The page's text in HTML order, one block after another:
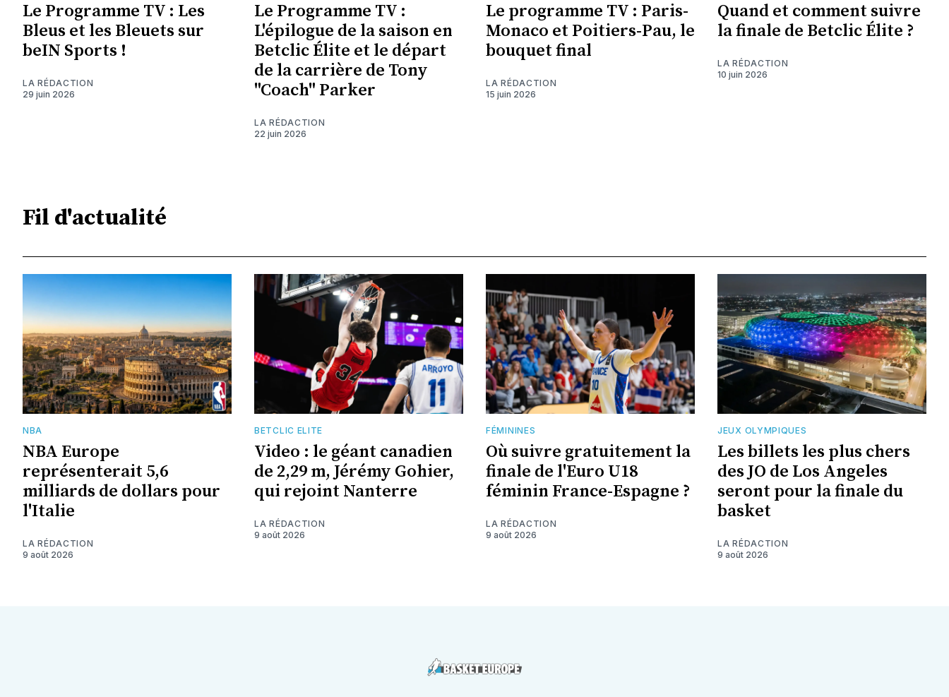
Le Programme TV : Les
Bleus et les Bleuets sur
beIN Sports !
LA RÉDACTION
29 juin 2026
Le Programme TV :
L'épilogue de la saison en
Betclic Élite et le départ
de la carrière de Tony
"Coach" Parker
LA RÉDACTION
22 juin 2026
Le programme TV : Paris-
Monaco et Poitiers-Pau, le
bouquet final
LA RÉDACTION
15 juin 2026
Quand et comment suivre
la finale de Betclic Élite ?
LA RÉDACTION
10 juin 2026
Fil d'actualité
NBA
NBA Europe
représenterait 5,6
milliards de dollars pour
l'Italie
LA RÉDACTION
9 août 2026
BETCLIC ELITE
Video : le géant canadien
de 2,29 m, Jérémy Gohier,
qui rejoint Nanterre
LA RÉDACTION
9 août 2026
FÉMININES
Où suivre gratuitement la
finale de l'Euro U18
féminin France-Espagne ?
LA RÉDACTION
9 août 2026
JEUX OLYMPIQUES
Les billets les plus chers
des JO de Los Angeles
seront pour la finale du
basket
LA RÉDACTION
9 août 2026